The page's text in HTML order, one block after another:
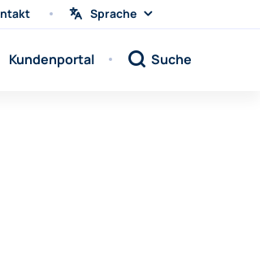
Sprache
Sprache
Kundenportal Suche